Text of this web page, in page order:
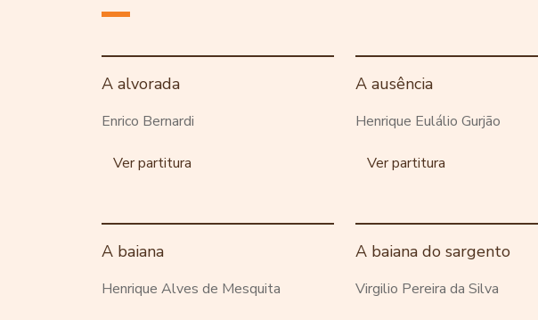
A alvorada
Enrico Bernardi
Ver partitura
A ausência
Henrique Eulálio Gurjão
Ver partitura
A baiana
Henrique Alves de Mesquita
A baiana do sargento
Virgilio Pereira da Silva